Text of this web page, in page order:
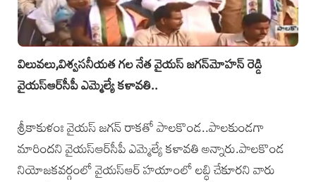
విలువలు,విశ్వసనీయత గల నేత వైయస్‌ జగన్‌మోహన్‌ రెడ్డి
వైయస్‌ఆర్‌సీపీ ఎమ్మెల్యే కళావతి..
శ్రీకాకుళంః వైయస్‌ జగన్‌ రాకతో పాలకొండ..పాలకుండగా
మారిందని వైయస్‌ఆర్‌సీపీ ఎమ్మెల్యే కళావతి అన్నారు.పాలకొండ
నియోజకవర్గంలో వైయస్‌ఆర్‌ హయాంలో లబ్ధి చేకూరని వారు